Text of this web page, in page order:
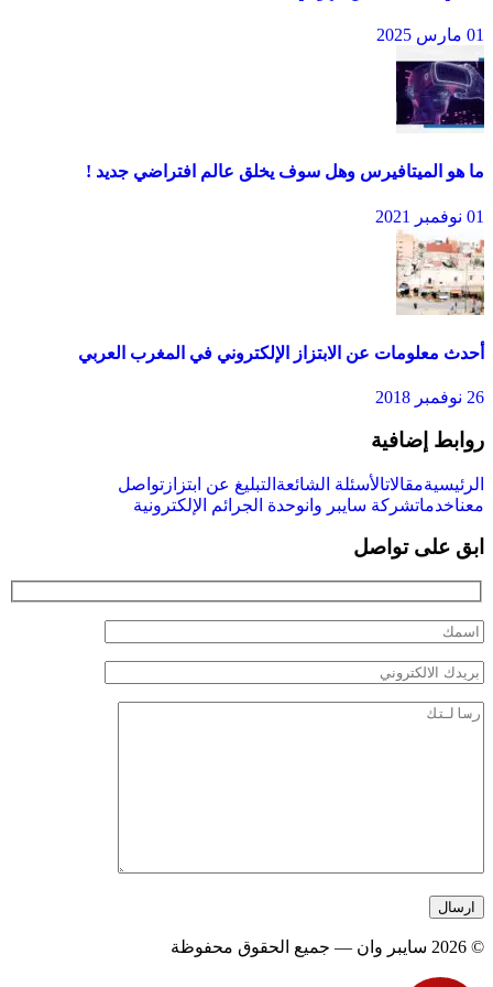
01 مارس 2025
ما هو الميتافيرس وهل سوف يخلق عالم افتراضي جديد !
01 نوفمبر 2021
أحدث معلومات عن الابتزاز الإلكتروني في المغرب العربي
26 نوفمبر 2018
روابط إضافية
الرئيسيةمقالاتالأسئلة الشائعة التبليغ عن ابتزاز تواصل
معناخدماتشركة سايبر وانوحدة الجرائم الإلكترونية
ابق على تواصل
© 2026 سايبر وان — جميع الحقوق محفوظة